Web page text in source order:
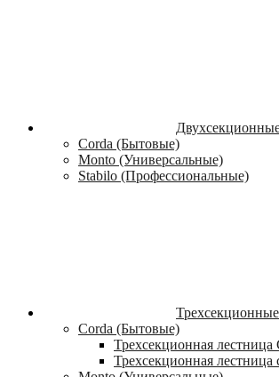
Corda (Бытовые)
Monto (Универсальные)
Stabilo (Профессиональные)
Corda (Бытовые)
Трехсекционная лестница
Трехсекционная